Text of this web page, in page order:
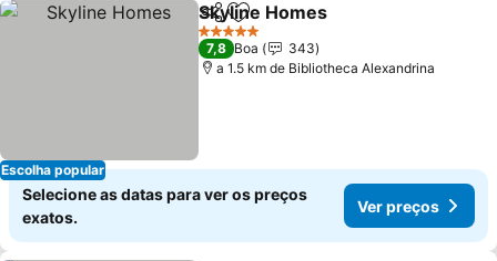
Escolha popular
PartilharAdicionar aos favoritos
Skyline Homes
5 Estrelas
7,8 Boa
343
a 1.5 km de Bibliotheca Alexandrina
Selecione as datas para ver os preços
exatos.
Ver preços